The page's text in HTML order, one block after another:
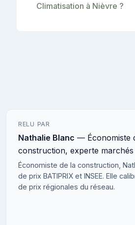
Climatisation à Nièvre ?
RELU PAR
Nathalie Blanc — Économiste
construction, experte
Économiste de la construction,
de prix BATIPRIX et INSEE. Elle
de prix régionales du réseau.